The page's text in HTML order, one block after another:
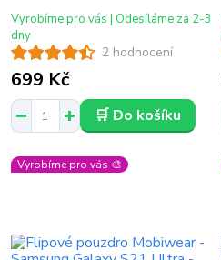
2 hodnocení
699 Kč
Vyrobíme pro vás | Odesíláme za 2-3
dny
🛒 Do košíku
Vyrobíme pro vás 🎨